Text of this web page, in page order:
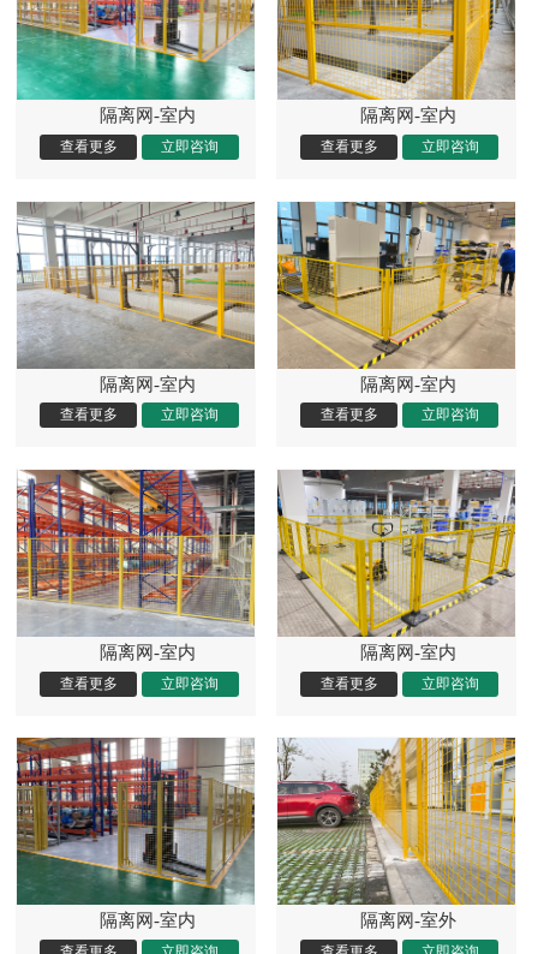
隔离网-室内 隔离网-室内
隔离网-室内 隔离网-室内
隔离网-室内 隔离网-室内
隔离网-室内 隔离网-室外